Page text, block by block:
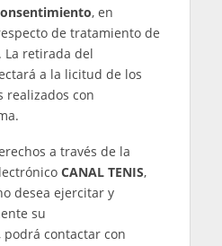
Web por menores de
de un adulto.CANAL
de la utilización
por un menor de edad.
los menores de
padres, tutores o
responsables últimos de
por los menores a su
ser exigido a
al respecto.